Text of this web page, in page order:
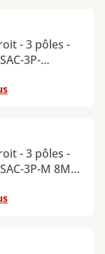
- 3 pôles -
3P-
- 3 pôles -
3P-M 8MS-